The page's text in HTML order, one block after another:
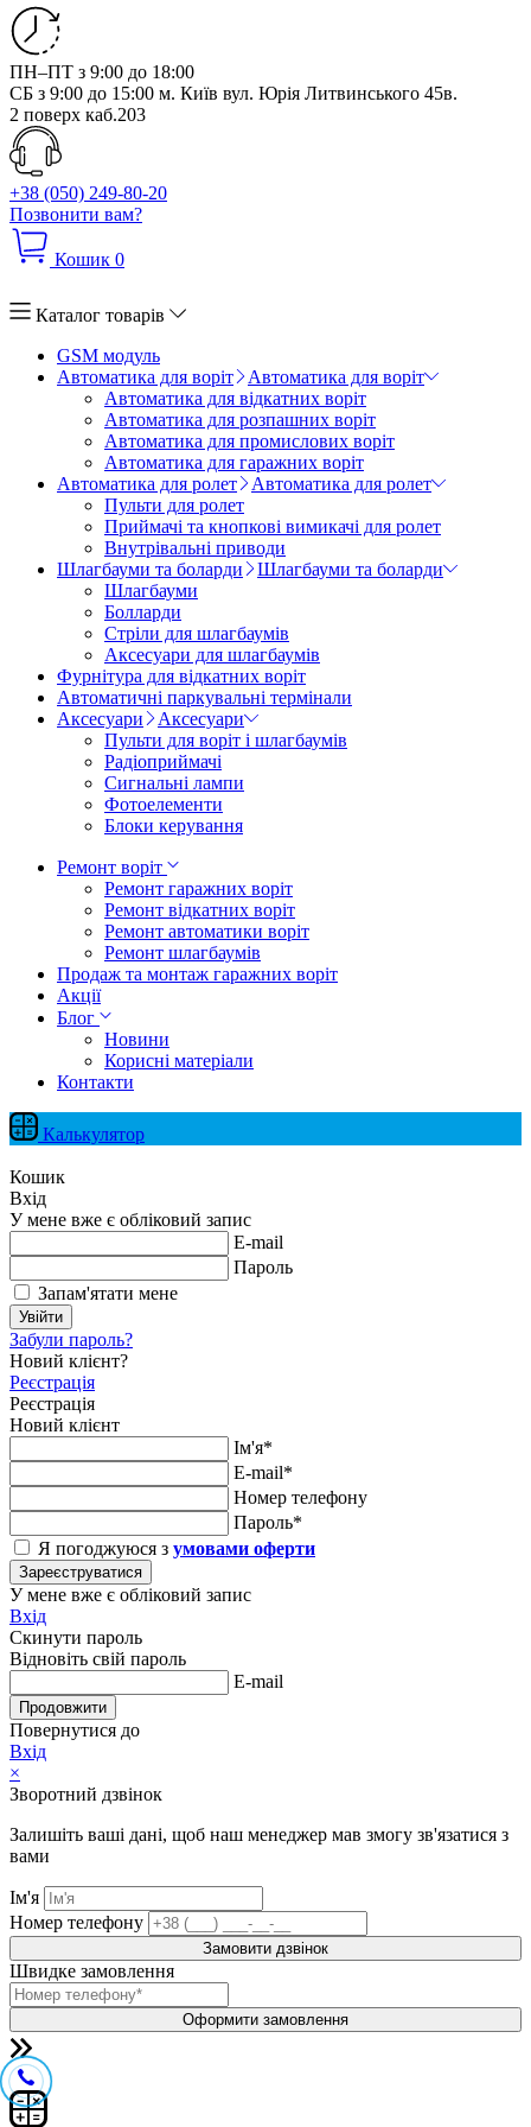
ПН–ПТ з 9:00 до 18:00
СБ з 9:00 до 15:00 м. Київ вул. Юрія Литвинського 45в.
2 поверх каб.203
+38 (050) 249-80-20
Позвонити вам?
Кошик 0
Каталог товарів
GSM модуль
Автоматика для воріт
Автоматика для воріт
Автоматика для відкатних воріт
Автоматика для розпашних воріт
Автоматика для промислових воріт
Автоматика для гаражних воріт
Автоматика для ролет
Автоматика для ролет
Пульти для ролет
Приймачі та кнопкові вимикачі для ролет
Внутрівальні приводи
Шлагбауми та боларди
Шлагбауми та боларди
Шлагбауми
Болларди
Стріли для шлагбаумів
Аксесуари для шлагбаумів
Фурнітура для відкатних воріт
Автоматичні паркувальні термінали
Аксесуари
Аксесуари
Пульти для воріт і шлагбаумів
Радіоприймачі
Сигнальні лампи
Фотоелементи
Блоки керування
Ремонт воріт
Ремонт гаражних воріт
Ремонт відкатних воріт
Ремонт автоматики воріт
Ремонт шлагбаумів
Продаж та монтаж гаражних воріт
Акції
Блог
Новини
Корисні матеріали
Контакти
Калькулятор
Кошик
Вхід
У мене вже є обліковий запис
E-mail
Пароль
Запам'ятати мене
Увійти
Забули пароль?
Новий клієнт?
Реєстрація
Реєстрація
Новий клієнт
Ім'я*
E-mail*
Номер телефону
Пароль*
Я погоджуюся з умовами оферти
Зареєструватися
У мене вже є обліковий запис
Вхід
Скинути пароль
Відновіть свій пароль
E-mail
Продовжити
Повернутися до
Вхід
×
Зворотний дзвінок
Залишіть ваші дані, щоб наш менеджер мав змогу зв'язатися з
вами
Ім'я
Номер телефону
Замовити дзвінок
Швидке замовлення
Оформити замовлення